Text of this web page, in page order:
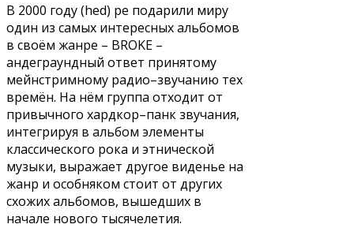
В 2000 году (hed) pe подарили миру
один из самых интересных альбомов
в своём жанре – BROKE –
андеграундный ответ принятому
мейнстримному радио–звучанию тех
времён. На нём группа отходит от
привычного хардкор–панк звучания,
интегрируя в альбом элементы
классического рока и этнической
музыки, выражает другое виденье на
жанр и особняком стоит от других
схожих альбомов, вышедших в
начале нового тысячелетия.